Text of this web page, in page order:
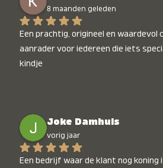
8 maanden geleden
Een prachtig, origineel en waardevol
aanrader voor iedereen die iets
kindje
Joke Damhuis
vorig jaar
Een bedrijf waar de klant nog koning